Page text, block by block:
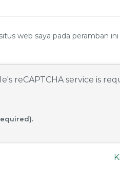
web saya pada peramban
reCAPTCHA service is